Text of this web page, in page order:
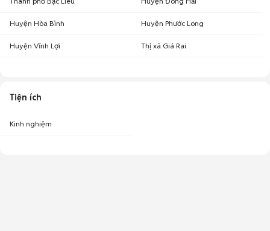
Huyện Hòa Bình Huyện Phước Long
Huyện Vĩnh Lợi Thị xã Giá Rai
Tiện ích
Kinh nghiệm